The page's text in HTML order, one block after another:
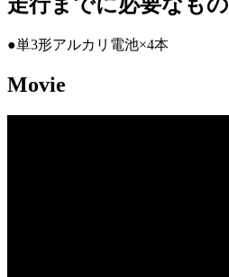
●単3形アルカリ電池×4本
Movie